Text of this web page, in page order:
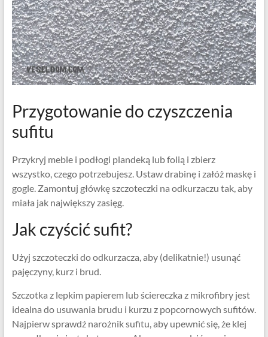
Przygotowanie do czyszczenia
sufitu
Przykryj meble i podłogi plandeką lub folią i zbierz
wszystko, czego potrzebujesz. Ustaw drabinę i załóż maskę i
gogle. Zamontuj główkę szczoteczki na odkurzaczu tak, aby
miała jak największy zasięg.
Jak czyścić sufit?
Użyj szczoteczki do odkurzacza, aby (delikatnie!) usunąć
pajęczyny, kurz i brud.
Szczotka z lepkim papierem lub ściereczka z mikrofibry jest
idealna do usuwania brudu i kurzu z popcornowych sufitów.
Najpierw sprawdź narożnik sufitu, aby upewnić się, że klej